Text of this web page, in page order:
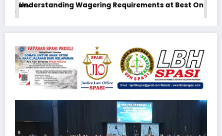
Casino in Canada Real Money
1xbet Бонусные Предложения: Максимизация Вашего